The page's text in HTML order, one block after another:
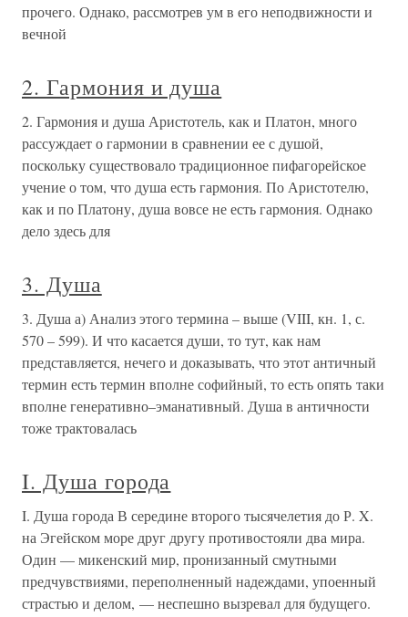
прочего. Однако, рассмотрев ум в его неподвижности и
вечной
2. Гармония и душа
2. Гармония и душа Аристотель, как и Платон, много
рассуждает о гармонии в сравнении ее с душой,
поскольку существовало традиционное пифагорейское
учение о том, что душа есть гармония. По Аристотелю,
как и по Платону, душа вовсе не есть гармония. Однако
дело здесь для
3. Душа
3. Душа а) Анализ этого термина – выше (VIII, кн. 1, с.
570 – 599). И что касается души, то тут, как нам
представляется, нечего и доказывать, что этот античный
термин есть термин вполне софийный, то есть опять таки
вполне генеративно–эманативный. Душа в античности
тоже трактовалась
I. Душа города
I. Душа города В середине второго тысячелетия до Р. X.
на Эгейском море друг другу противостояли два мира.
Один — микенский мир, пронизанный смутными
предчувствиями, переполненный надеждами, упоенный
страстью и делом, — неспешно вызревал для будущего.